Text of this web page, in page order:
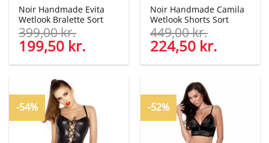
Noir Handmade Evita
Wetlook Bralette Sort
399,00kr.
Den
oprindelige
pris
399,00 kr..
199,50 kr.
pris
199,50 kr..
Noir Handmade Camila
Wetlook Shorts Sort
449,00kr.
Den
oprindelige
pris
449,00 kr..
224,50 kr.
pris
-54% -52%